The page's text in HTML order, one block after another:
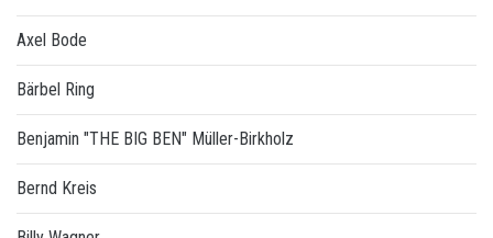
Axel Bode
Bärbel Ring
Benjamin "THE BIG BEN" Müller-Birkholz
Bernd Kreis